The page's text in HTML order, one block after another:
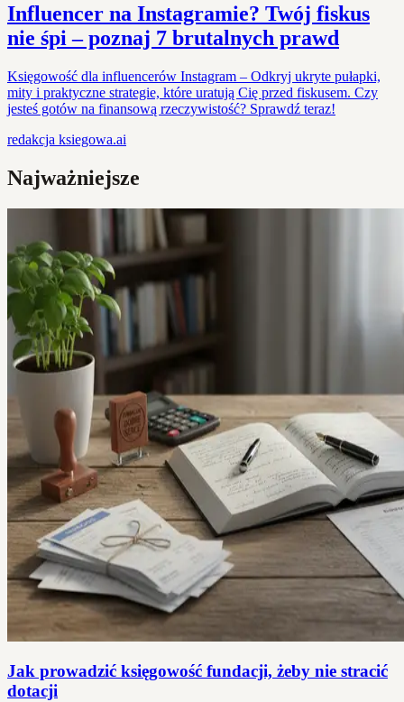
Influencer na Instagramie? Twój fiskus
nie śpi – poznaj 7 brutalnych prawd
Księgowość dla influencerów Instagram – Odkryj ukryte pułapki,
mity i praktyczne strategie, które uratują Cię przed fiskusem. Czy
jesteś gotów na finansową rzeczywistość? Sprawdź teraz!
redakcja ksiegowa.ai
Najważniejsze
Jak prowadzić księgowość fundacji, żeby nie stracić
dotacji